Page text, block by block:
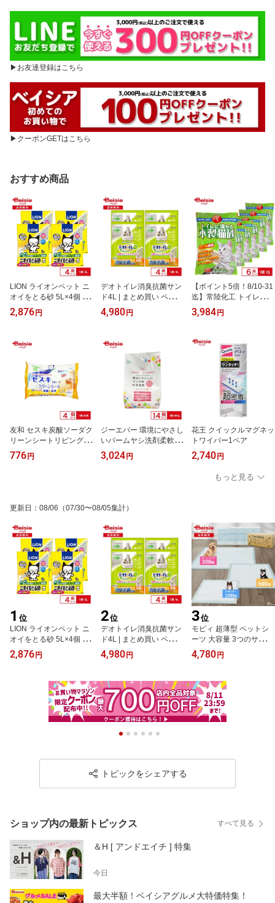
▶お友達登録はこちら
▶クーポンGETはこちら
おすすめ商品
LION ライオンペット ニ
オイをとる砂 5L×4個 | ニ
オイをとる砂 猫砂 ベン
トナイト 消臭 抗菌 猫ト
砂
2,876円
デオトイレ消臭抗菌サン
ド4L | まとめ買い ペット
送料無料 猫砂 ねこ砂 鉱
物タイプ 飛び散らない
4,980円
【ポイント5倍！8/10-31
迄】常陸化工 トイレに流
せる木製猫砂 6L× 6個 |
トイレ用品 まとめ買い
コ砂 猫砂 ねこすな 大粒
タイプ パワフル消臭 し
っかり固まる 消臭力 お
掃除 簡単 ひのきの香り
ペレット まとめ買い
3,984円
友和 セスキ炭酸ソーダク
リーンシートリビング 2
2枚×4個
776円
ジーエバー 環境にやさし
いパームヤシ洗剤柔軟剤
入り900g×14個入 お買い
得 まとめ買い
3,024円
花王 クイックルマグネッ
トワイパー1ペア
2,740円
もっと見る
更新日 ： 08/06 （07/30〜08/05集計）
1 位
LION ライオンペット ニ
オイをとる砂 5L×4個 | ニ
オイをとる砂 猫砂 ベン
トナイト 消臭 抗菌 猫ト
大容量 ペット用品 ねこ
2,876円
2位
デオトイレ消臭抗菌サン
ド4L | まとめ買い ペット
送料無料 猫砂 ねこ砂 鉱
物タイプ 飛び散らない
猫 トイレ ねこ
4,980円
3位
モビィ 超薄型 ペットシ
ーツ 大容量 3つのサイズ
レギュラーサイズ 1200
枚 ワイド 600枚 スーパ
| ペットシーツ 薄型 レギ
ュラー 大容量
4,780円
トピックをシェアする
ショップ内の最新トピックス すべて見る
＆H [ アンドエイチ ] 特集
今日
最大半額！ベイシアグルメ大特価特集！